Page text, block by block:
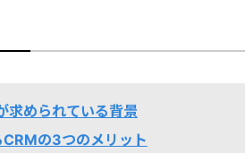
求められている背景
の3つのメリット